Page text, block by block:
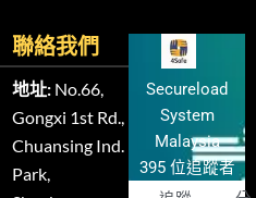
聯絡我們
地址: No.66,
Gongxi 1st Rd.,
Chuansing Ind.
Park,
Secureload
System
Malaysia
395 位追蹤者